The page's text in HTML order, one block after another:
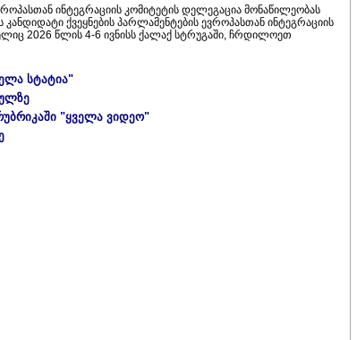
ინტეგრაციის კომიტეტის დელეგაცია მონაწილეობას
ქვეყნების პარლამენტების ევროპასთან ინტეგრაციის
2026 წლის 4-6 ივნისს ქალაქ სტრუგაში, ჩრდილოეთ
სტატია"
"ყველა ვიდეო"